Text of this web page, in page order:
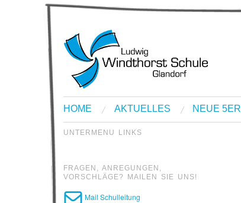
HOME AKTUELLES NEUE 5ER
UNTERMENU LINKS
FRAGEN, ANREGUNGEN,
VORSCHLÄGE? MAILEN SIE UNS!
Mail Schulleitung